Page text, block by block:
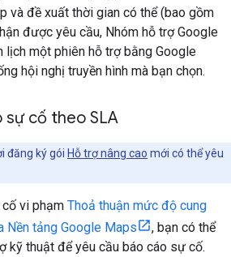
và đề xuất thời gian có thể (bao gồm
được yêu cầu, Nhóm hỗ trợ Google
một phiên hỗ trợ bằng Google
hội nghị truyền hình mà bạn chọn.
sự cố theo SLA
đăng ký gói Hỗ trợ nâng cao mới có thể yêu
vi phạm Thoả thuận mức độ cung
Nền tảng Google Maps
, bạn có thể
kỹ thuật để yêu cầu báo cáo sự cố.